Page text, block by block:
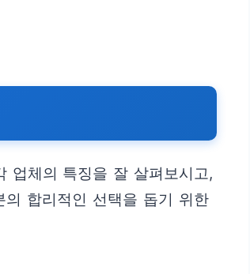
업체의 특징을 잘 살펴보시고,
합리적인 선택을 돕기 위한